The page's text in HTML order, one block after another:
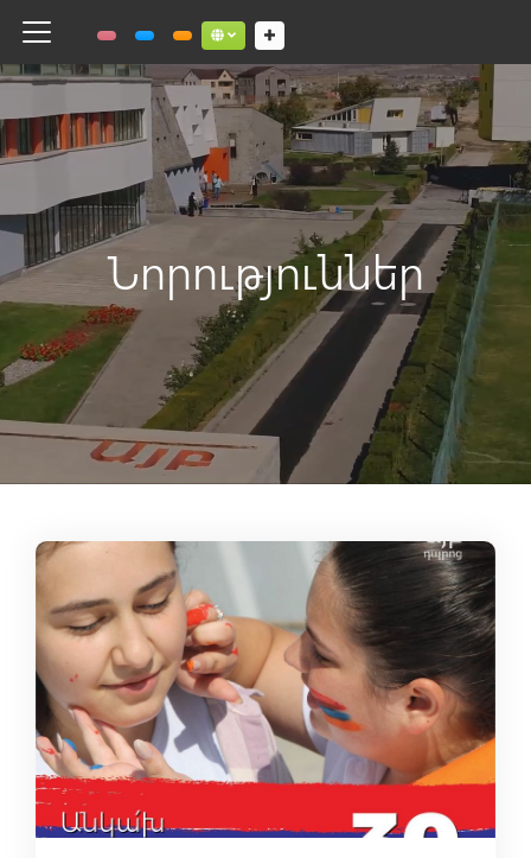
Toggle navigation Social links dropdown button
Նորություններ